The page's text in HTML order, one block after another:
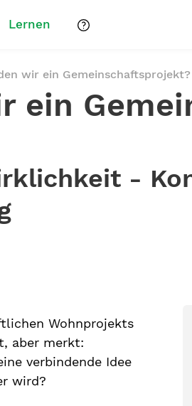
Lernen
wir ein Gemeinschaftsprojekt?
ein
-
Wohnprojekts
aber merkt:
verbindende Idee
wird?